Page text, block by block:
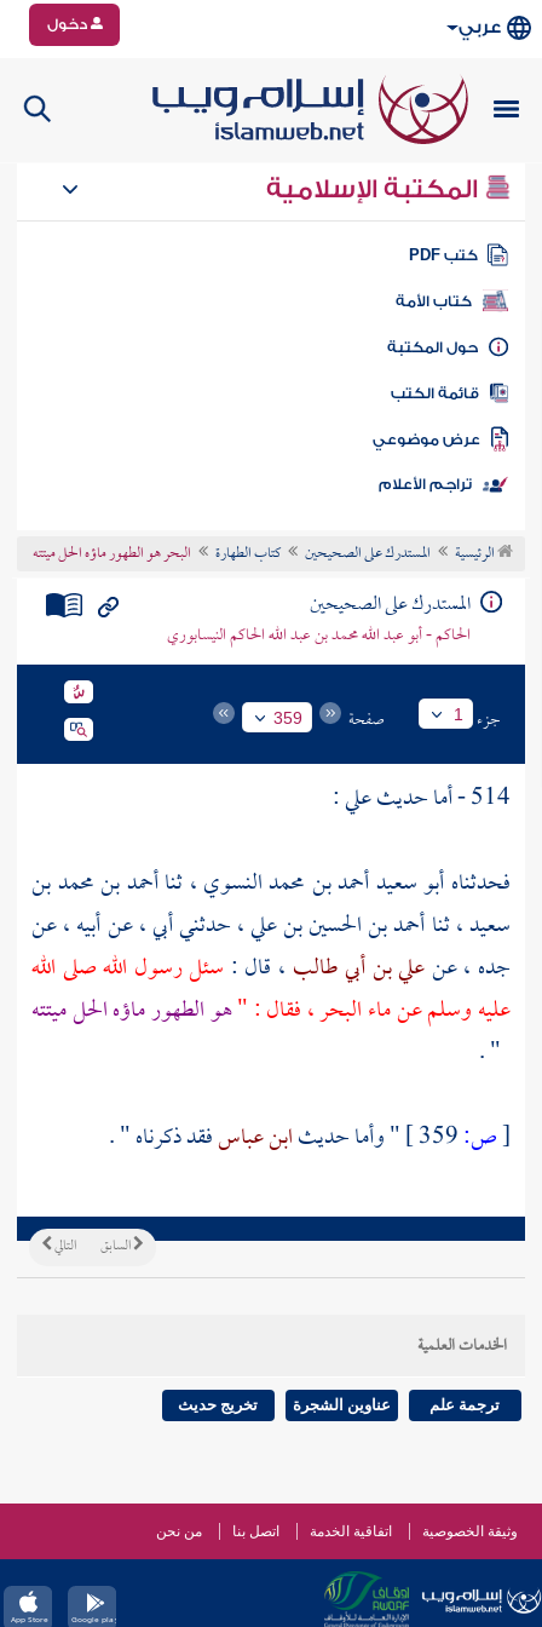
عربي دخول
المكتبة الإسلامية
كتب PDF
كتاب الأمة
المكتبة
الكتب
موضوعي
تراجم الأعلام
الرئيسية المستدرك على الصحيحين كتاب الطهارة البحر هو الطهور ماؤه الحل ميتته
المستدرك على الصحيحين
الحاكم - أبو عبد الله محمد بن عبد الله الحاكم النيسابوري
جزء 1 صفحة 359
514 - أما حديث علي:
فحدثناهأبو سعيد أحمد بن محمد النسوي، ثناأحمد بن محمد بن
سعيد، ثناأحمد بن الحسين بن علي، حدثني أبي ، عن أبيه ، عن
جده ، عنعلي بن أبي طالب ، قال : سئل رسول الله صلى الله
عليه وسلم عن ماء البحر ، فقال : "هو الطهور ماؤه الحل ميتته
" .
[ص: " وأما حديثابن عباسفقد ذكرناه " .
التالي السابق
الخدمات العلمية
ترجمة علم عناوين الشجرة تخريج حديث
وثيقة الخصوصية اتفاقية الخدمة اتصل بنا من نحن